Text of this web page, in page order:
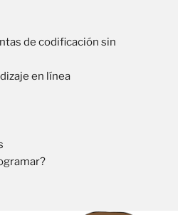
de codificación sin
en línea